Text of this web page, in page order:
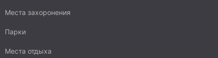
Места захоронения
Парки
Места отдыха